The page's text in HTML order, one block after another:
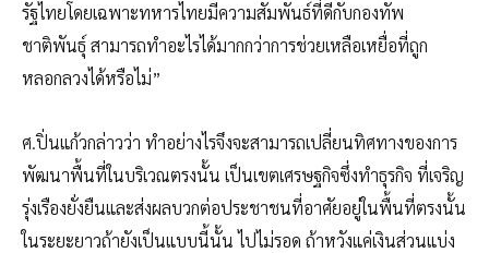
รัฐไทยโดยเฉพาะทหารไทยมีความสัมพันธ์ที่ดีกับกองทัพ
ชาติพันธุ์ สามารถทำอะไรได้มากกว่าการช่วยเหลือเหยื่อที่ถูก
หลอกลวงได้หรือไม่”
ศ.ปิ่นแก้วกล่าวว่า ทำอย่างไรจึงจะสามารถเปลี่ยนทิศทางของการ
พัฒนาพื้นที่ในบริเวณตรงนั้น เป็นเขตเศรษฐกิจซึ่งทำธุรกิจ ที่เจริญ
รุ่งเรืองยั่งยืนและส่งผลบวกต่อประชาชนที่อาศัยอยู่ในพื้นที่ตรงนั้น
ในระยะยาวถ้ายังเป็นแบบนี้นั้น ไปไม่รอด ถ้าหวังแค่เงินส่วนแบ่ง